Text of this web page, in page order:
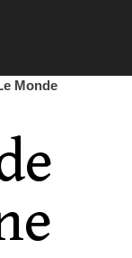
Monde